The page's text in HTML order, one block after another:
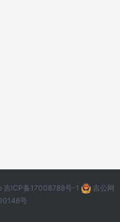
吉ICP备17008788号-1
吉公网
号